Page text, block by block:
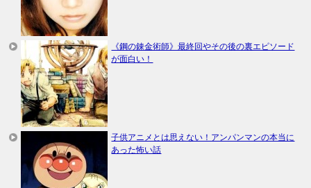
《鋼の錬金術師》最終回やその後の裏エピソード
が面白い！
子供アニメとは思えない！アンパンマンの本当に
あった怖い話